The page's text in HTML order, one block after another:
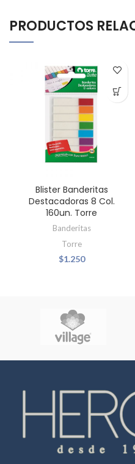
PRODUCTOS
Blister Banderitas
Destacadoras 8 Col.
160un. Torre
Banderitas
Torre
$1.250